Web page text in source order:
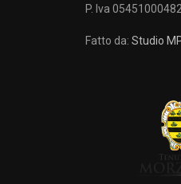
P. Iva
Fatto da: Studio